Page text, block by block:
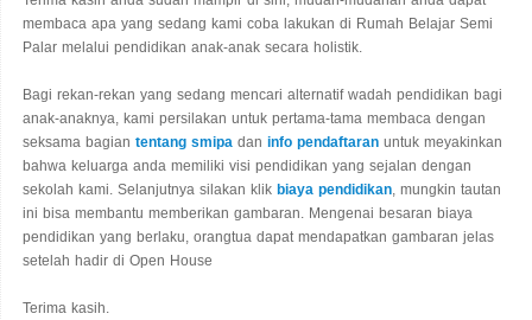
membaca apa yang sedang kami coba lakukan di Rumah Belajar Semi
Palar melalui pendidikan anak-anak secara holistik.
Bagi rekan-rekan yang sedang mencari alternatif wadah pendidikan bagi
anak-anaknya, kami persilakan untuk pertama-tama membaca dengan
seksama bagian tentang smipa dan info pendaftaran untuk meyakinkan
bahwa keluarga anda memiliki visi pendidikan yang sejalan dengan
sekolah kami. Selanjutnya silakan klik biaya pendidikan, mungkin tautan
ini bisa membantu memberikan gambaran. Mengenai besaran biaya
pendidikan yang berlaku, orangtua dapat mendapatkan gambaran jelas
setelah hadir di Open House
Terima kasih.